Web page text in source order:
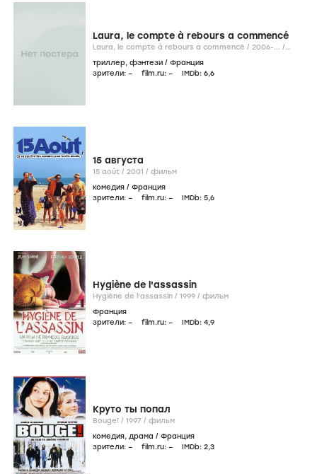
Laura, le compte à rebours a commencé
Laura, le compte à rebours a commencé / 2006-... /
триллер, фэнтези / Франция
зрители: – film.ru: – IMDb: 6,6
15 августа
15 août / 2001 / фильм
комедия / Франция
зрители: – film.ru: – IMDb: 5,6
Hygiène de l'assassin
Hygiène de l'assassin / 1999 / фильм
Франция
зрители: – film.ru: – IMDb: 4,9
Круто ты попал
Bouge! / 1997 / фильм
комедия, драма / Франция
зрители: – film.ru: – IMDb: 2,3